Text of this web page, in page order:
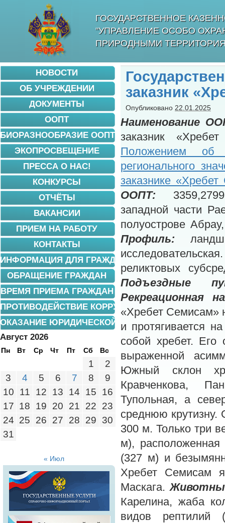
ГОСУДАРСТВЕННОЕ
"УПРАВЛЕНИЕ ОСОБО
ПРИРОДНЫМИ
заказник
Опубликовано 22.01.2025
Наименование
заказник
Положением об
регионального
заказнике
ООПТ:
западной части
полуострове
Профиль:
реликтовых
Подъездные
Рекреационная
«Хребет Семисам»
и протягивается
собой хребет. Его
выраженной
Южный склон
Кравченкова,
Тупольная, а
среднюю крутизну.
300 м. Только три
м), расположенная
(327 м) и
Хребет Семисам
Маскага.
Карелина, жаба
видов рептилий
НОВОСТИ
ОБ УЧРЕЖДЕНИИ
ДОКУМЕНТЫ
ООПТ
БИОРАЗНООБРАЗИЕ ООПТ
ЭКОПРОСВЕЩЕНИЕ
ПРЕССА О НАС!
КОНКУРСЫ
ОТЧЁТЫ
ВАКАНСИИ
ПРИЕМ НА РАБОТУ
КОНТАКТЫ
ИНФОРМАЦИЯ ДЛЯ ГРАЖДАН
ОБРАЩЕНИЕ ГРАЖДАН
ВРЕМЯ ПРИЕМА ГРАЖДАН
ПРОТИВОДЕЙСТВИЕ КОРРУПЦИИ
ОКАЗАНИЕ ЮРИДИЧЕСКОЙ ПОМОЩИ
Август 2026
Пн Вт Ср Чт Пт Сб Вс
1
2
3
4 5 6 7 8
9
10
11 12 13 14 15
16
17 18 19 20 21 22
23
24 25 26 27 28 29
30
31
« Июл